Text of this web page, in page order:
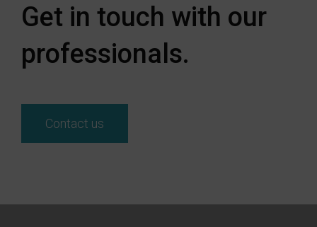
Get in touch with our
professionals.
Contact us